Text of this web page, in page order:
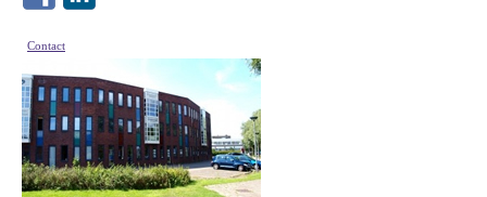
Contact